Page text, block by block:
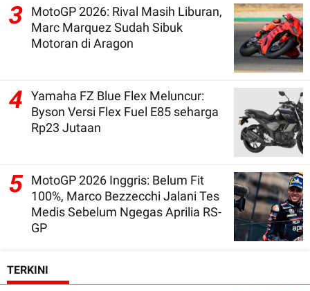
3
MotoGP 2026: Rival Masih Liburan,
Marc Marquez Sudah Sibuk
Motoran di Aragon
4
Yamaha FZ Blue Flex Meluncur:
Byson Versi Flex Fuel E85 seharga
Rp23 Jutaan
5 MotoGP 2026 Inggris: Belum Fit
100%, Marco Bezzecchi Jalani Tes
Medis Sebelum Ngegas Aprilia RS-
GP
TERKINI